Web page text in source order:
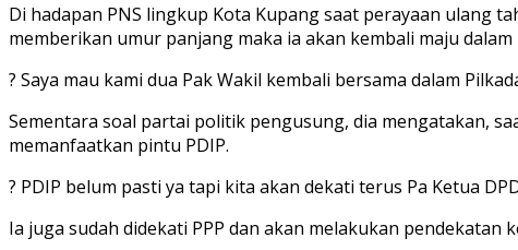
Di hadapan PNS lingkup Kota Kupang saat perayaan ulang
memberikan umur panjang maka ia akan kembali maju
? Saya mau kami dua Pak Wakil kembali bersama dalam
Sementara soal partai politik pengusung, dia mengatakan,
memanfaatkan pintu PDIP.
? PDIP belum pasti ya tapi kita akan dekati terus Pa Ketua
Ia juga sudah didekati PPP dan akan melakukan pendekatan